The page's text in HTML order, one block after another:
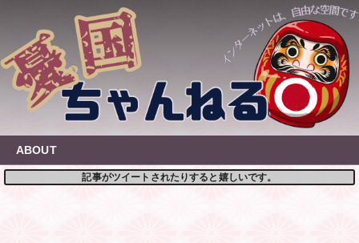
content
ABOUT
記事がツイートされたりすると嬉しいです。